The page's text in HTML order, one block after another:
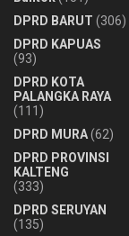
DPRD BARUT (306)
DPRD KAPUAS
(93)
DPRD KOTA
PALANGKA RAYA
(111)
DPRD MURA(62)
DPRD PROVINSI
KALTENG
(333)
DPRD SERUYAN
(135)